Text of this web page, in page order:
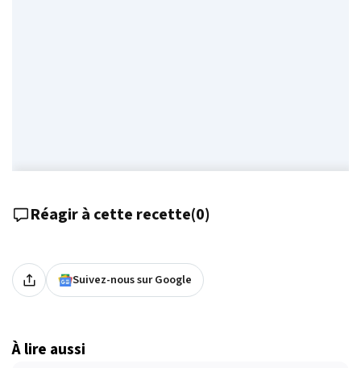
Réagir à cette recette(0)
Suivez-nous sur Google
À lire aussi